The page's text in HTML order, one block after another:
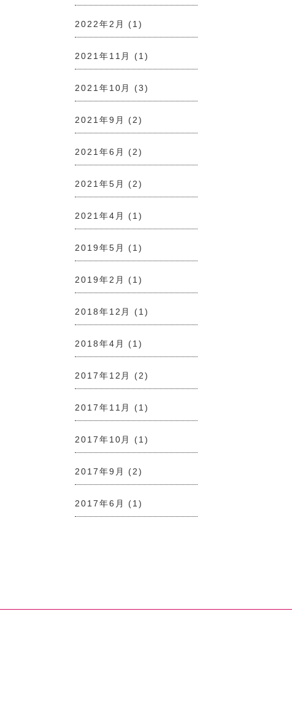
2022年2月 (1)
2021年11月 (1)
2021年10月 (3)
2021年9月 (2)
2021年6月 (2)
2021年5月 (2)
2021年4月 (1)
2019年5月 (1)
2019年2月 (1)
2018年12月 (1)
2018年4月 (1)
2017年12月 (2)
2017年11月 (1)
2017年10月 (1)
2017年9月 (2)
2017年6月 (1)